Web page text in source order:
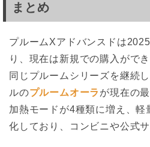
まとめ
プルームXアドバンスドは
り、現在は新規での購入ができ
同じプルームシリーズを継続
ルのプルームオーラ が現在の
加熱モードが4種類に増え、軽
化しており、コンビニや公式